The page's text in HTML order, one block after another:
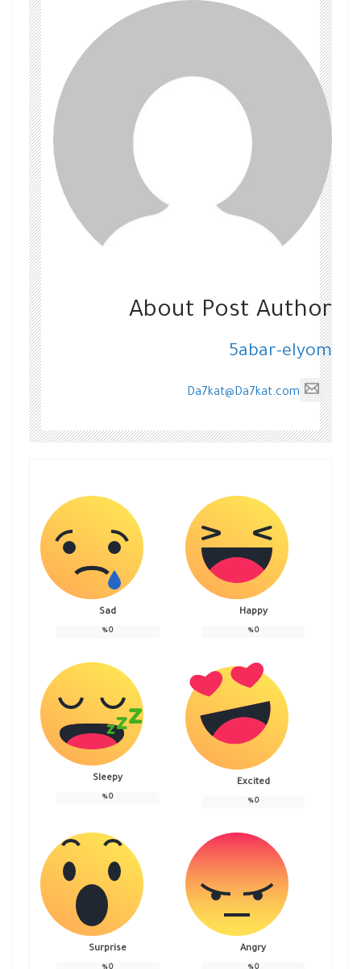
About Post Author
5abar-elyom
Da7kat@Da7kat.com
Happy
0
%
Sad
0
%
Excited
0
%
Sleepy
0
%
Angry
Surprise